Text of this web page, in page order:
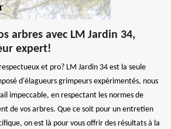
arbres avec LM Jardin 34,
expert!
et pro? LM Jardin 34 est la seule
d'élagueurs grimpeurs expérimentés, nous
impeccable, en respectant les normes de
de vos arbres. Que ce soit pour un entretien
on est là pour vous offrir des résultats à la